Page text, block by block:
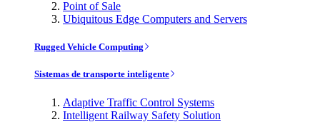
Point of Sale
Ubiquitous Edge Computers and Servers
Rugged Vehicle Computing
Sistemas de transporte inteligente
Adaptive Traffic Control Systems
Intelligent Railway Safety Solution